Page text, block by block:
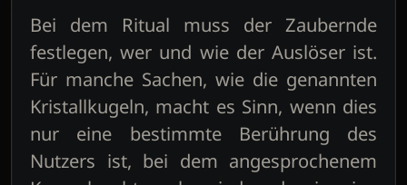
Bei dem Ritual muss der Zaubernde
festlegen, wer und wie der Auslöser ist.
Für manche Sachen, wie die genannten
Kristallkugeln, macht es Sinn, wenn dies
nur eine bestimmte Berührung des
Nutzers ist, bei dem angesprochenem